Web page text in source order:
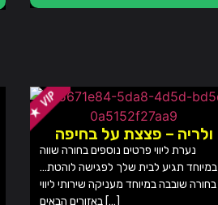
ולריה – פצצת על בחיפה
נערת ליווי פרטים נוספים בחורה שווה
במיוחד תגיע לבית שלך לפגישה לוהטת…
בחורה שובבה במיוחד מעניקה שירותי ליווי
באזורים הבאים […]